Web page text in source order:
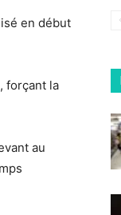
en début
forçant la
au